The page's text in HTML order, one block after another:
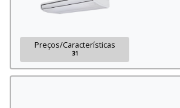
Preços/Características
31